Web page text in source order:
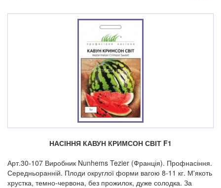
НАСІННЯ КАВУН КРИМСОН СВІТ F1
Арт.30-107 Виробник Nunhems Tezier (Франція). Профнасіння.
Середньоранній. Плоди округлої форми вагою 8-11 кг. М'якоть
хрустка, темно-червона, без прожилок, дуже солодка. За